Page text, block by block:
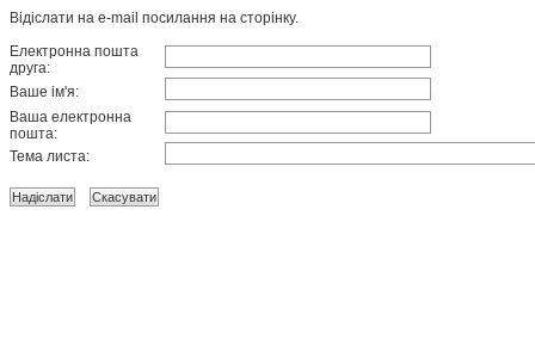
Відіслати на e-mail посилання на сторінку.
Електронна пошта
друга:
Ваше ім'я:
Ваша електронна
пошта:
Тема листа: